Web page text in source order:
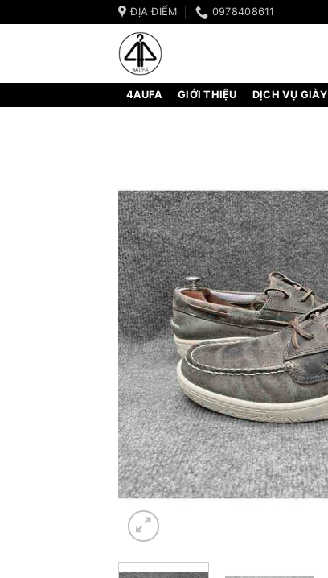
qua
ĐỊA ĐIỂM 0978408611
4AUFA GIỚI THIỆU DỊCH VỤ GIÀY